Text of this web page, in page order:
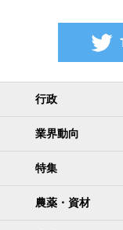
行政
業界動向
特集
農薬・資材